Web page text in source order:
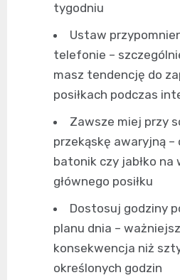
tygodniu
Ustaw
telefonie –
masz tendencję do
posiłkach podczas
Zawsze miej przy
przekąskę awaryjną
batonik czy jabłko na
głównego posiłku
Dostosuj godziny
planu dnia –
konsekwencja niż
określonych godzin